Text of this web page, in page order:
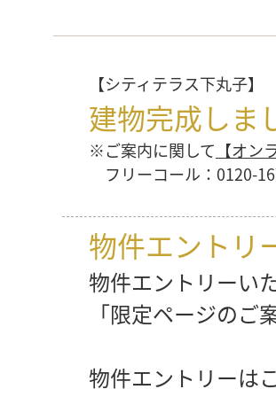
【シティテラス下丸子】
建物完成しま
※ご案内に関して 【オン
フリーコール：0120-
物件エントリ
物件エントリーい
「限定ページのご
物件エントリーは